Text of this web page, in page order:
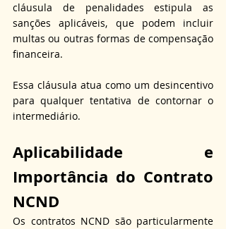
cláusula de penalidades estipula as
sanções aplicáveis, que podem incluir
multas ou outras formas de compensação
financeira.
Essa cláusula atua como um desincentivo
para qualquer tentativa de contornar o
intermediário.
Aplicabilidade e
Importância do Contrato
NCND
Os contratos NCND são particularmente